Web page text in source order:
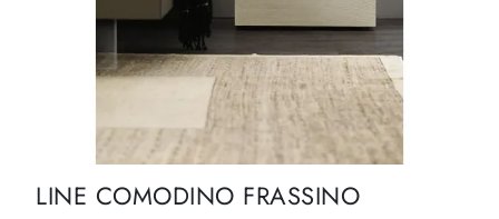
LINE COMODINO FRASSINO